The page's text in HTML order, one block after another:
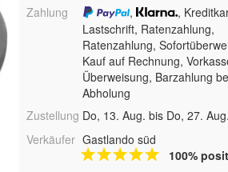
Zahlung
,
,
Lastschrift, Ratenzahlung,
Ratenzahlung,
Kauf auf Rechnung,
Überweisung, Barzahlung
Abholung
Zustellung Do, 13. Aug. bis Do, 27. Aug.
Verkäufer Gastlando süd
100%